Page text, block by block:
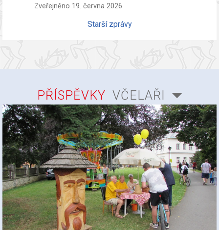
Zveřejněno 19. června 2026
Starší zprávy
PŘÍSPĚVKY VČELAŘI